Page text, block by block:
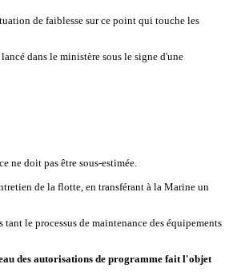
de faiblesse sur ce point qui touche les
dans le ministère sous le signe d'une
ne doit pas être sous-estimée.
de la flotte, en transférant à la Marine un
le processus de maintenance des équipements
des autorisations de programme fait l'objet